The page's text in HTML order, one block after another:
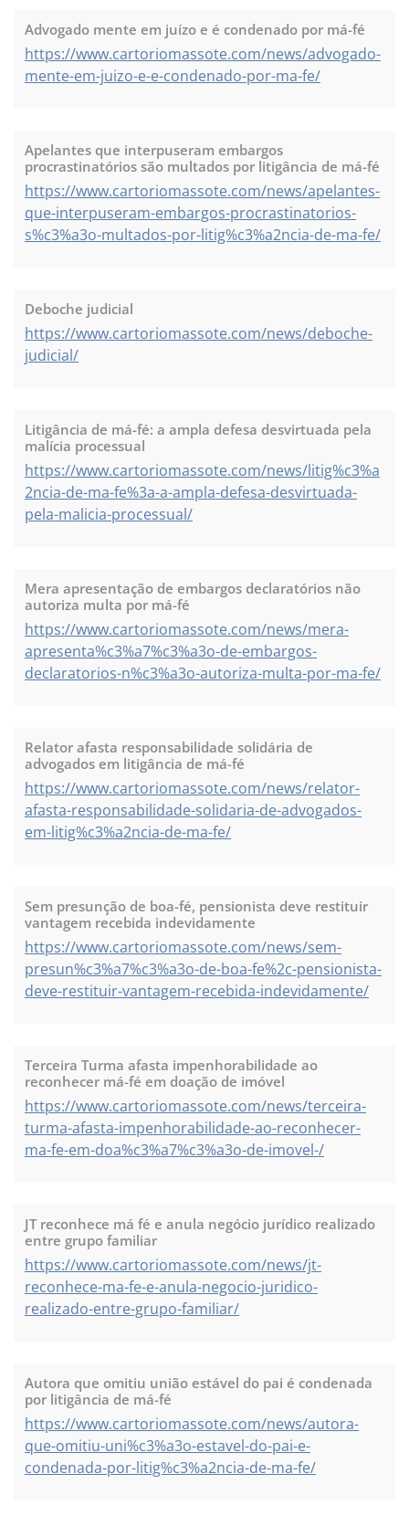
Advogado mente em juízo e é condenado por má-fé
https://www.cartoriomassote.com/news/advogado-
mente-em-juizo-e-e-condenado-por-ma-fe/
Apelantes que interpuseram embargos
procrastinatórios são multados por litigância de má-fé
https://www.cartoriomassote.com/news/apelantes-
que-interpuseram-embargos-procrastinatorios-
s%c3%a3o-multados-por-litig%c3%a2ncia-de-ma-fe/
Deboche judicial
https://www.cartoriomassote.com/news/deboche-
judicial/
Litigância de má-fé: a ampla defesa desvirtuada pela
malícia processual
https://www.cartoriomassote.com/news/litig%c3%a
2ncia-de-ma-fe%3a-a-ampla-defesa-desvirtuada-
pela-malicia-processual/
Mera apresentação de embargos declaratórios não
autoriza multa por má-fé
https://www.cartoriomassote.com/news/mera-
apresenta%c3%a7%c3%a3o-de-embargos-
declaratorios-n%c3%a3o-autoriza-multa-por-ma-fe/
Relator afasta responsabilidade solidária de
advogados em litigância de má-fé
https://www.cartoriomassote.com/news/relator-
afasta-responsabilidade-solidaria-de-advogados-
em-litig%c3%a2ncia-de-ma-fe/
Sem presunção de boa-fé, pensionista deve restituir
vantagem recebida indevidamente
https://www.cartoriomassote.com/news/sem-
presun%c3%a7%c3%a3o-de-boa-fe%2c-pensionista-
deve-restituir-vantagem-recebida-indevidamente/
Terceira Turma afasta impenhorabilidade ao
reconhecer má-fé em doação de imóvel
https://www.cartoriomassote.com/news/terceira-
turma-afasta-impenhorabilidade-ao-reconhecer-
ma-fe-em-doa%c3%a7%c3%a3o-de-imovel-/
JT reconhece má fé e anula negócio jurídico realizado
entre grupo familiar
https://www.cartoriomassote.com/news/jt-
reconhece-ma-fe-e-anula-negocio-juridico-
realizado-entre-grupo-familiar/
Autora que omitiu união estável do pai é condenada
por litigância de má-fé
https://www.cartoriomassote.com/news/autora-
que-omitiu-uni%c3%a3o-estavel-do-pai-e-
condenada-por-litig%c3%a2ncia-de-ma-fe/